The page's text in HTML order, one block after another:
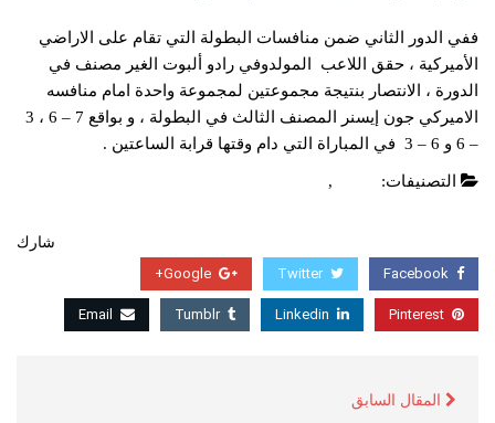
ففي الدور الثاني ضمن منافسا​ت البطولة التي تقام على الاراضي
الأميركية ، حقق اللاعب المولدوفي ​​رادو ألبوت الغير مصنف في
الدورة ، الانتصار بنتيجة مجموعتين لمجموعة واحدة امام منافسه
الاميركي جون إيسنر المصنف الثالث في البطولة ، و بواقع 7 – 6 ، 3
– 6 و 6 – 3 في المباراة التي دام وقتها قرابة الساعتين .
التصنيفات: ,
شارك
Facebook
Twitter
Google+
Pinterest
Linkedin
Tumblr
Email
المقال السابق